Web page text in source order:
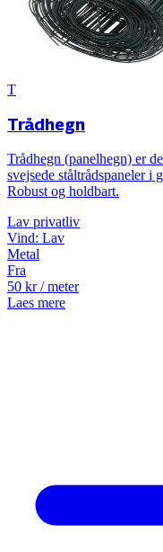
T
Trådhegn
Trådhegn (panelhegn) er
svejsede ståltrådspaneler i
Robust og holdbart.
Lav privatliv
Vind: Lav
Metal
Fra
50 kr/ meter
Laes mere